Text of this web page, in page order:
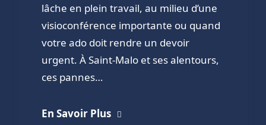
lâche en plein travail, au milieu d’une
visioconférence importante ou quand
votre ado doit rendre un devoir
urgent. À Saint-Malo et ses alentours,
ces pannes…
En Savoir Plus